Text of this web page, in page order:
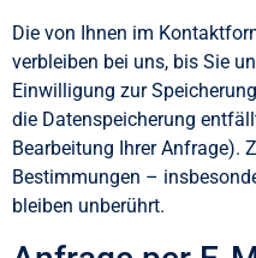
Die von Ihnen im
verbleiben bei uns, bis Sie
Einwilligung zur
die Datenspeicherung
Bearbeitung Ihrer Anfrage).
Bestimmungen –
bleiben unberührt.